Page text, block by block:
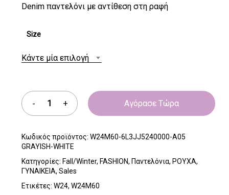
Denim παντελόνι με αντίθεση στη ραφή
Size
Κάντε μία επιλογή
Αγόρασε Τώρα
Κωδικός προϊόντος: W24M60-6L3JJ5240000-A05
GRAYISH-WHITE
Κατηγορίες: Fall/Winter, FASHION, Παντελόνια, ΡΟΥΧΑ,
ΓΥΝΑΙΚΕΙΑ, Sales
Ετικέτες: W24, W24M60